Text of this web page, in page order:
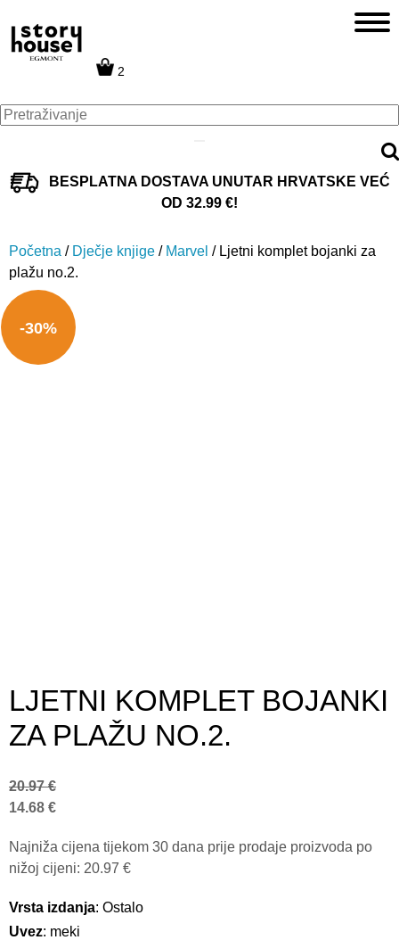
2
BESPLATNA DOSTAVA UNUTAR HRVATSKE VEĆ
OD 32.99 €!
Početna / Dječje knjige / Marvel / Ljetni komplet bojanki za
plažu no.2.
-30%
LJETNI KOMPLET BOJANKI
ZA PLAŽU NO.2.
14.68 €
20.97€
Najniža cijena tijekom 30 dana prije prodaje proizvoda po
nižoj cijeni: 20.97 €
Vrsta izdanja: Ostalo
Uvez: meki